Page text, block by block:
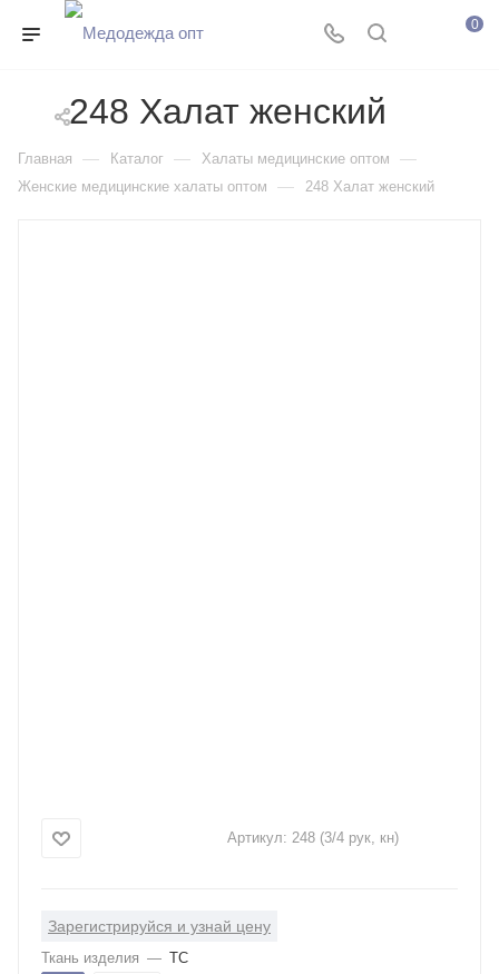
0
248 Халат женский
Главная — Каталог — Халаты медицинские оптом —
Женские медицинские халаты оптом — 248 Халат женский
Артикул: 248 (3/4 рук, кн)
Зарегистрируйся и узнай цену
Ткань изделия — ТС